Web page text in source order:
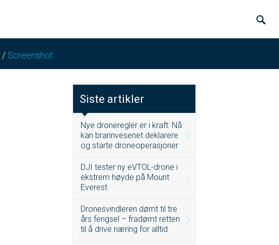
/ Screenshot
Siste artikler
Nye droneregler er i kraft: Nå
kan brannvesenet deklarere
og starte droneoperasjoner
DJI tester ny eVTOL-drone i
ekstrem høyde på Mount
Everest
Dronesvindleren dømt til tre
års fengsel – fradømt retten
til å drive næring for alltid